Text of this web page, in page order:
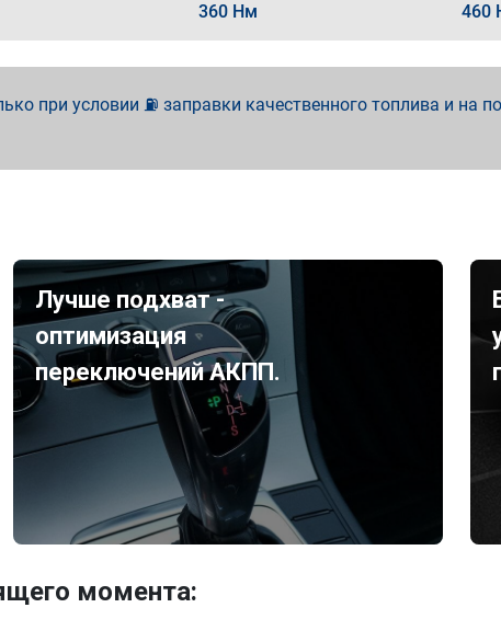
360 Нм 460
при условии ⛽ заправки качественного топлива и на
Лучше подхват -
оптимизация
переключений АКПП.
момента: